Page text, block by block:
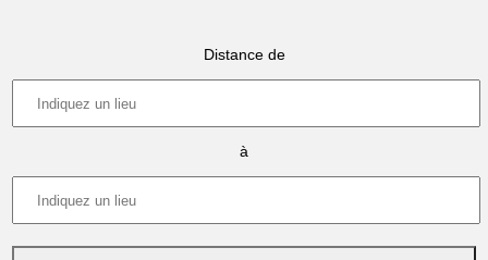
Distance de
à